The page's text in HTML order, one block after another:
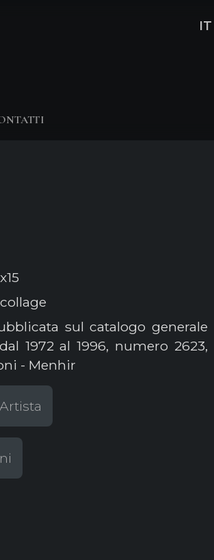
IT
sul catalogo generale
1972 al 1996, numero 2623,
- Menhir